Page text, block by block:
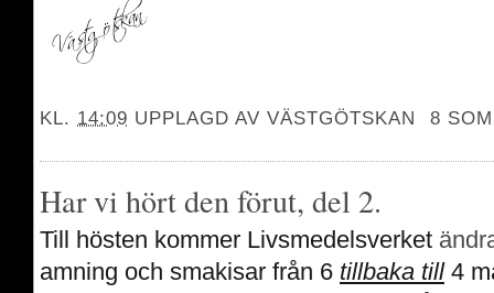
KL. 14:09 UPPLAGD AVVÄSTGÖTSKAN 8
Har vi hört den förut, del 2.
Till hösten kommer Livsmedelsverket
amning och smakisar från 6 tillbaka till4